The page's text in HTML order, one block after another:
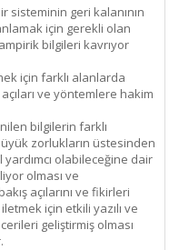
sisteminin geri kalanının
anlamak için gerekli olan
bilgileri kavrıyor
için farklı alanlarda
ve yöntemlere hakim
bilgilerin farklı
zorlukların üstesinden
yardımcı olabileceğine dair
olması ve
açılarını ve fikirleri
için etkili yazılı ve
geliştirmiş olması